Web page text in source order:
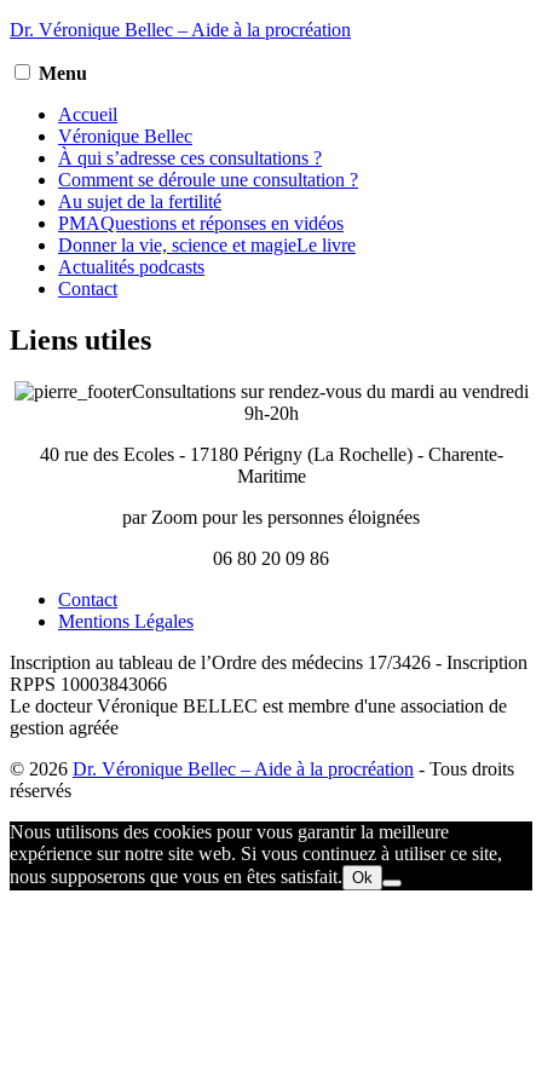
Aller
contenu
Dr. Véronique Bellec – Aide à la procréation
Menu
Accueil
Véronique Bellec
À qui s’adresse ces consultations ?
Comment se déroule une consultation ?
Au sujet de la fertilité
PMAQuestions et réponses en vidéos
Donner la vie, science et magieLe livre
Actualités podcasts
Contact
Liens utiles
Consultations sur rendez-vous du mardi au vendredi
9h-20h
40 rue des Ecoles - 17180 Périgny (La Rochelle) - Charente-
Maritime
par Zoom pour les personnes éloignées
06 80 20 09 86
Contact
Mentions Légales
Inscription au tableau de l’Ordre des médecins 17/3426 - Inscription
RPPS 10003843066
Le docteur Véronique BELLEC est membre d'une association de
gestion agréée
© 2026 Dr. Véronique Bellec – Aide à la procréation - Tous droits
réservés
Nous utilisons des cookies pour vous garantir la meilleure
expérience sur notre site web. Si vous continuez à utiliser ce site,
nous supposerons que vous en êtes satisfait. Ok